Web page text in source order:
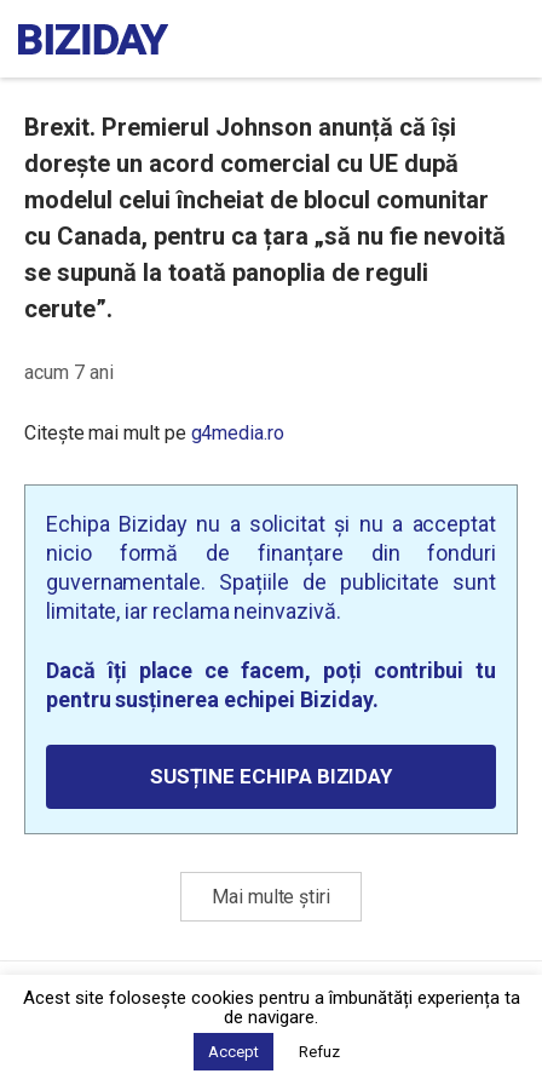
Brexit. Premierul Johnson anunță că își
dorește un acord comercial cu UE după
modelul celui încheiat de blocul comunitar
cu Canada, pentru ca țara „să nu fie nevoită
se supună la toată panoplia de reguli
cerute”.
acum 7 ani
Citește mai mult pe g4media.ro
Echipa Biziday nu a solicitat și nu a acceptat
nicio formă de finanțare din fonduri
guvernamentale. Spațiile de publicitate sunt
limitate, iar reclama neinvazivă.
Dacă îți place ce facem, poți contribui tu
pentru susținerea echipei Biziday.
SUSȚINE ECHIPA BIZIDAY
Mai multe știri
Politica de confidențialitate·Contact
2026 © Biziday
Acest site foloseşte cookies pentru a îmbunătăți experiența ta
de navigare.
Accept Refuz